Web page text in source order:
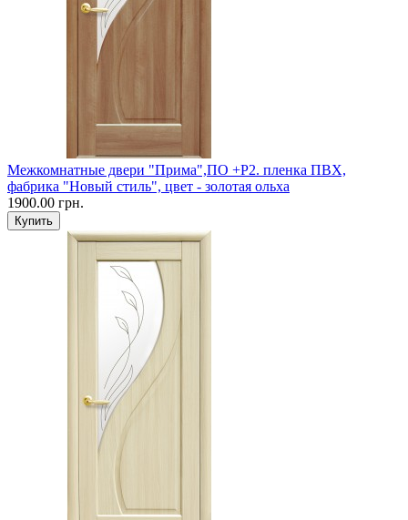
Межкомнатные двери "Прима",ПО +Р2. пленка ПВХ,
фабрика "Новый стиль", цвет - золотая ольха
1900.00 грн.